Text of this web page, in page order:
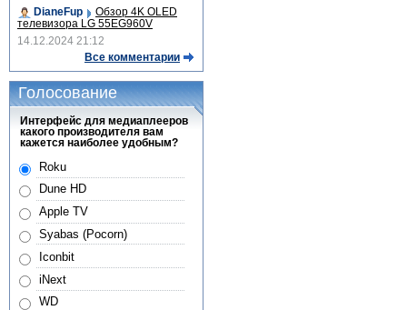
DianeFup
Обзор 4K OLED
телевизора LG 55EG960V
14.12.2024 21:12
Все комментарии
Голосование
Интерфейс для медиаплееров
какого производителя вам
кажется наиболее удобным?
Roku
Dune HD
Apple TV
Syabas (Pocorn)
Iconbit
iNext
WD